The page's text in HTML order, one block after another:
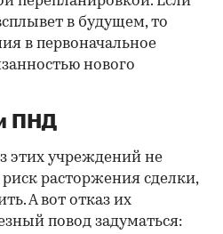
в будущем, то
в первоначальное
нового
ПНД
этих учреждений не
расторжения сделки,
А вот отказ их
повод задуматься: